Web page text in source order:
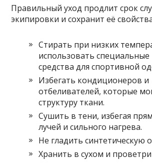
Правильный уход продлит срок
экипировки и сохранит её
Стирать при низких
использовать
средства для спортивной
Избегать кондиционеров и
отбеливателей, которые
структуру ткани.
Сушить в тени, избегая
лучей и сильного нагрева.
Не гладить синтетическую
Хранить в сухом и